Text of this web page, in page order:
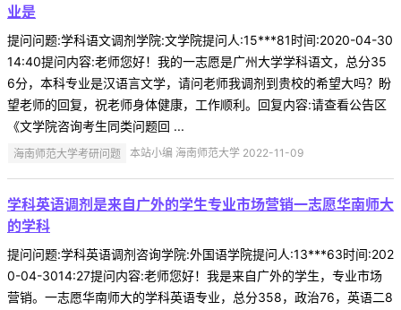
业是
提问问题:学科语文调剂学院:文学院提问人:15***81时间:2020-04-30
14:40提问内容:老师您好！我的一志愿是广州大学学科语文，总分35
6分，本科专业是汉语言文学，请问老师我调剂到贵校的希望大吗？盼
望老师的回复，祝老师身体健康，工作顺利。回复内容:请查看公告区
《文学院咨询考生同类问题回 ...
海南师范大学考研问题 本站小编 海南师范大学 2022-11-09
学科英语调剂是来自广外的学生专业市场营销一志愿华南师大
的学科
提问问题:学科英语调剂咨询学院:外国语学院提问人:13***63时间:202
0-04-3014:27提问内容:老师您好！我是来自广外的学生，专业市场
营销。一志愿华南师大的学科英语专业，总分358，政治76，英语二8